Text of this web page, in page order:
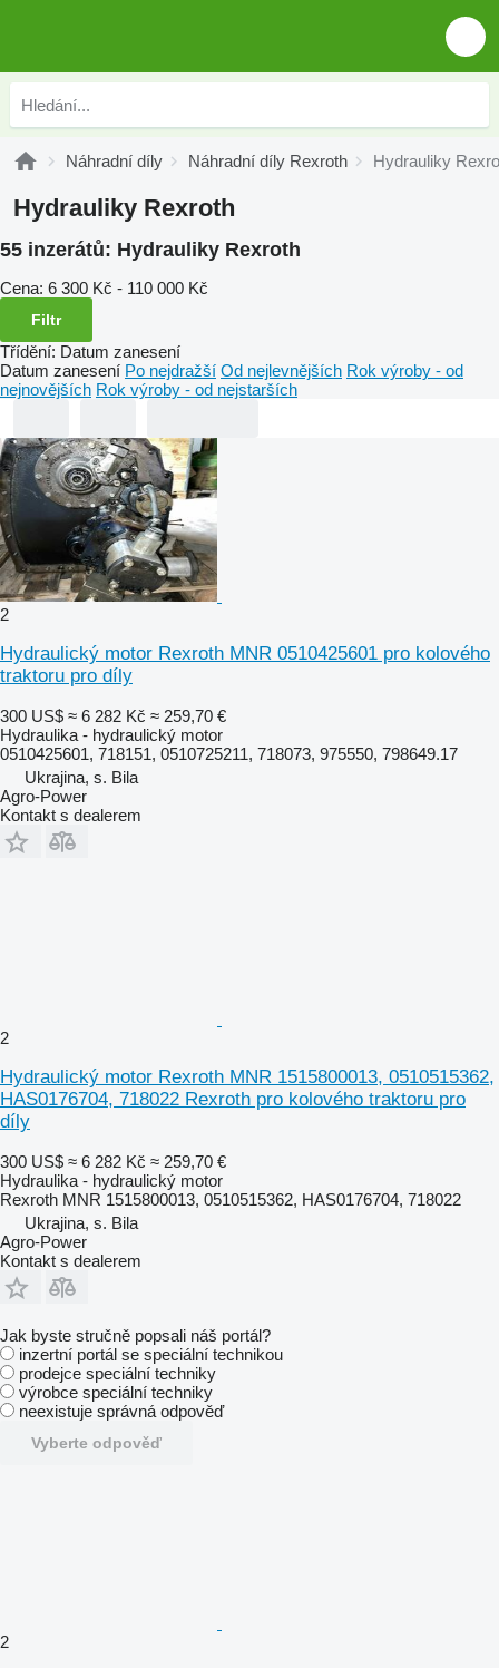
Náhradní díly Náhradní díly Rexroth Hydrauliky
Hydrauliky Rexroth
55 inzerátů: Hydrauliky Rexroth
Cena: 6 300 Kč - 110 000 Kč
Filtr
Třídění: Datum zanesení
Datum zanesení Po nejdražší Od nejlevnějších Rok výroby - od
nejnovějších Rok výroby - od nejstarších
2
Hydraulický motor Rexroth MNR 0510425601 pro kolového
traktoru pro díly
300 US$ ≈ 6 282 Kč ≈ 259,70 €
Hydraulika - hydraulický motor
0510425601, 718151, 0510725211, 718073, 975550, 798649.17
Ukrajina, s. Bila
Agro-Power
Kontakt s dealerem
2
Hydraulický motor Rexroth MNR 1515800013, 0510515362,
HAS0176704, 718022 Rexroth pro kolového traktoru pro
díly
300 US$ ≈ 6 282 Kč ≈ 259,70 €
Hydraulika - hydraulický motor
Rexroth MNR 1515800013, 0510515362, HAS0176704, 718022
Ukrajina, s. Bila
Agro-Power
Kontakt s dealerem
Jak byste stručně popsali náš portál?
inzertní portál se speciální technikou
prodejce speciální techniky
výrobce speciální techniky
neexistuje správná odpověď
Vyberte odpověď
2